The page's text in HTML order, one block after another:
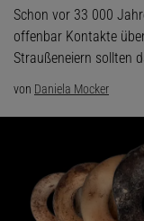
Schon vor 33 000
offenbar Kontakte
Straußeneiern sollten
von Daniela Mocker